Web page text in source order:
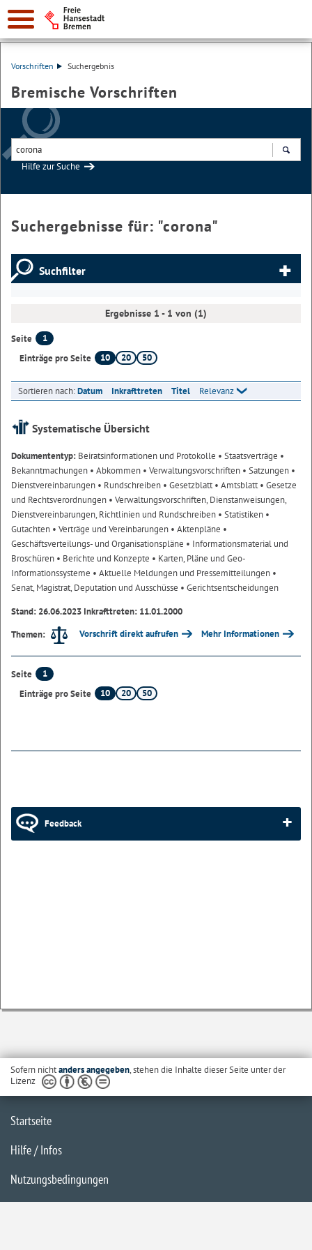
Vorschriften Suchergebnis
Bremische Vorschriften
Hilfe zur Suche
Suchergebnisse für: "corona"
Suchfilter
Ergebnisse 1 - 1 von (1)
Seite
1
Einträge pro Seite
10 20 50
Sortieren nach:Datum Inkrafttreten Titel Relevanz
Systematische Übersicht
Dokumententyp: Beiratsinformationen und Protokolle • Staatsverträge •
Bekanntmachungen • Abkommen • Verwaltungsvorschriften • Satzungen •
Dienstvereinbarungen • Rundschreiben • Gesetzblatt• Amtsblatt• Gesetze
und Rechtsverordnungen • Verwaltungsvorschriften, Dienstanweisungen,
Dienstvereinbarungen, Richtlinien und Rundschreiben • Statistiken •
Gutachten • Verträge und Vereinbarungen • Aktenpläne •
Geschäftsverteilungs- und Organisationspläne • Informationsmaterial und
Broschüren • Berichte und Konzepte • Karten, Pläne und Geo-
Informationssysteme • Aktuelle Meldungen und Pressemitteilungen •
Senat, Magistrat, Deputation und Ausschüsse • Gerichtsentscheidungen
Stand: 26.06.2023 Inkrafttreten: 11.01.2000
Themen:
Vorschrift direkt aufrufen Mehr Informationen
Seite
1
Einträge pro Seite
10 20 50
Feedback
Sofern nichtanders angegeben, stehen die Inhalte dieser Seite unter der
Lizenz
Startseite
Hilfe / Infos
Nutzungsbedingungen